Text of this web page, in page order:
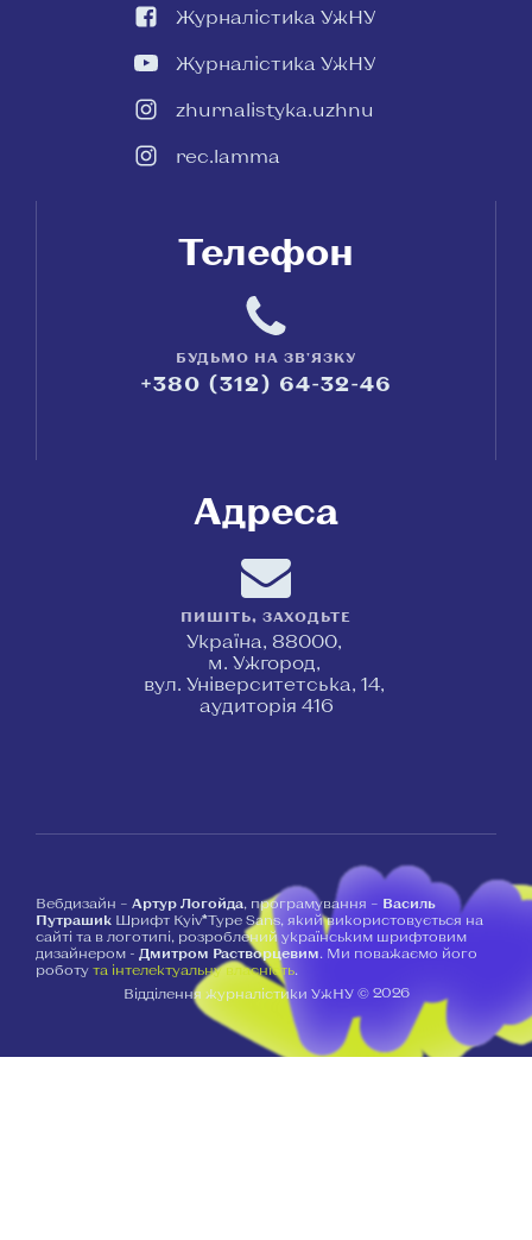
Журналістика УжНУ
Журналістика УжНУ
zhurnalistyka.uzhnu
rec.lamma
Телефон
БУДЬМО НА ЗВ'ЯЗКУ
+380 (312) 64-32-46
Адреса
ПИШІТЬ, ЗАХОДЬТЕ
Україна, 88000,
м. Ужгород,
вул. Університетська, 14,
аудиторія 416
Вебдизайн – Артур Логойда, програмування – Василь
Путрашик Шрифт Kyiv*Type Sans, який використовується на
сайті та в логотипі, розроблений українським шрифтовим
дизайнером - Дмитром Растворцевим. Ми поважаємо його
роботу та інтелектуальну власність.
Відділення журналістики УжНУ © 2026